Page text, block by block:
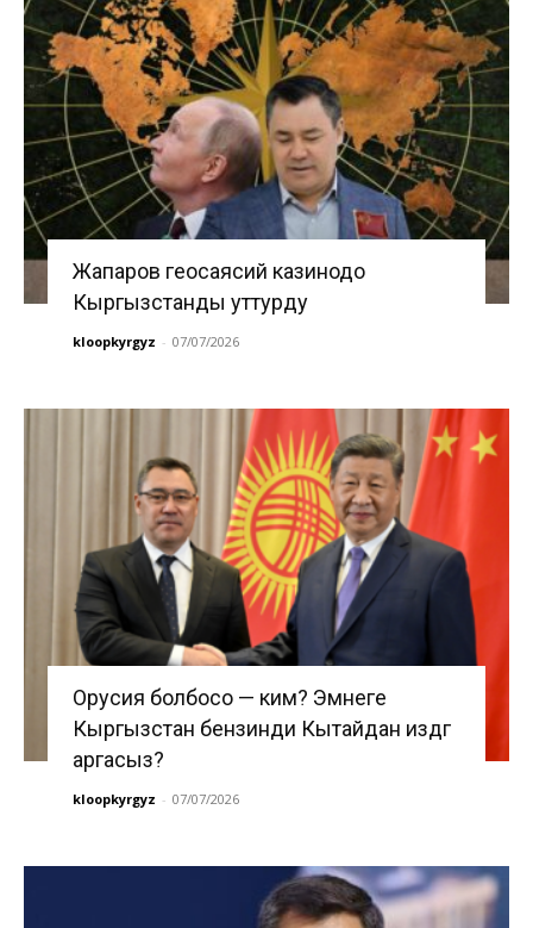
Жапаров геосаясий казинодо
Кыргызстанды уттурду
kloopkyrgyz - 07/07/2026
Орусия болбосо — ким? Эмнеге
Кыргызстан бензинди Кытайдан издөөгө
аргасыз?
kloopkyrgyz - 07/07/2026